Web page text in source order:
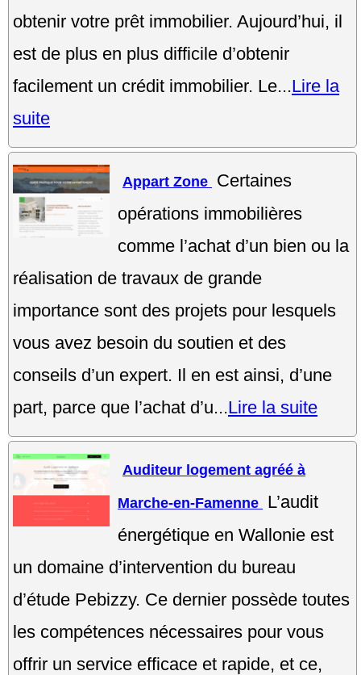
obtenir votre prêt immobilier. Aujourd’hui, il
est de plus en plus difficile d’obtenir
facilement un crédit immobilier. Le...Lire la
suite
Appart Zone Certaines
opérations immobilières
comme l’achat d’un bien ou la
réalisation de travaux de grande
importance sont des projets pour lesquels
vous avez besoin du soutien et des
conseils d’un expert. Il en est ainsi, d’une
part, parce que l’achat d’u...Lire la suite
Auditeur logement agréé à
Marche-en-Famenne L’audit
énergétique en Wallonie est
un domaine d’intervention du bureau
d’étude Pebizzy. Ce dernier possède toutes
les compétences nécessaires pour vous
offrir un service efficace et rapide, et ce,